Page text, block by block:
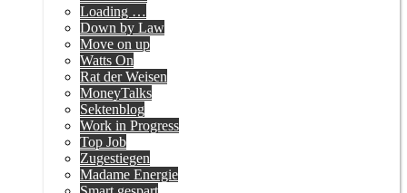
Loading …
Down by Law
Move on up
Watts On
Rat der Weisen
MoneyTalks
Sektenblog
Work in Progress
Top Job
Zugestiegen
Madame Energie